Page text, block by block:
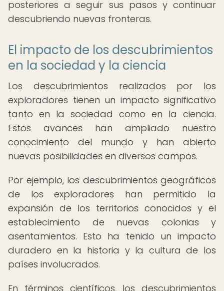
posteriores a seguir sus pasos y continuar
descubriendo nuevas fronteras.
El impacto de los descubrimientos
en la sociedad y la ciencia
Los descubrimientos realizados por los
exploradores tienen un impacto significativo
tanto en la sociedad como en la ciencia.
Estos avances han ampliado nuestro
conocimiento del mundo y han abierto
nuevas posibilidades en diversos campos.
Por ejemplo, los descubrimientos geográficos
de los exploradores han permitido la
expansión de los territorios conocidos y el
establecimiento de nuevas colonias y
asentamientos. Esto ha tenido un impacto
duradero en la historia y la cultura de los
países involucrados.
En términos científicos, los descubrimientos